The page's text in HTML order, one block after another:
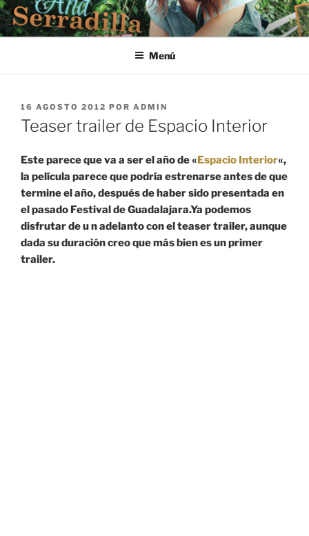
Saltar
al
contenido
Menú
PUBLICADO
EL
16 AGOSTO 2012 POR ADMIN
Teaser trailer de Espacio Interior
Este parece que va a ser el año de «Espacio Interior«,
la película parece que podría estrenarse antes de que
termine el año, después de haber sido presentada en
el pasado Festival de Guadalajara.Ya podemos
disfrutar de u n adelanto con el teaser trailer, aunque
dada su duración creo que más bien es un primer
trailer.